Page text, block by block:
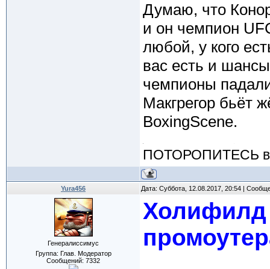
Думаю, что
и он чемпион
любой, у кого
вас есть и
чемпионы
Макгрегор бьёт
BoxingScene.
ПОТОРОПИТЕСЬ
Yura456 Дата: Суббота, 12.08.2017, 20:54 |
Генералиссимус
Группа: Глав. Модератор
Сообщений: 7332
Холифилд